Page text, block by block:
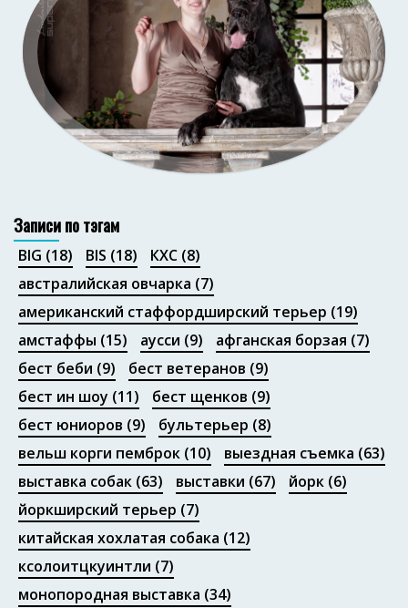
Записи по тэгам
BIG (18) BIS (18) КХС (8)
австралийская овчарка (7)
американский стаффордширский терьер (19)
амстаффы (15) аусси (9) афганская борзая (7)
бест беби (9) бест ветеранов (9)
бест ин шоу (11) бест щенков (9)
бест юниоров (9) бультерьер (8)
вельш корги пемброк (10) выездная съемка (63)
выставка собак (63) выставки (67) йорк (6)
йоркширский терьер (7)
китайская хохлатая собака (12)
ксолоитцкуинтли (7)
монопородная выставка (34)